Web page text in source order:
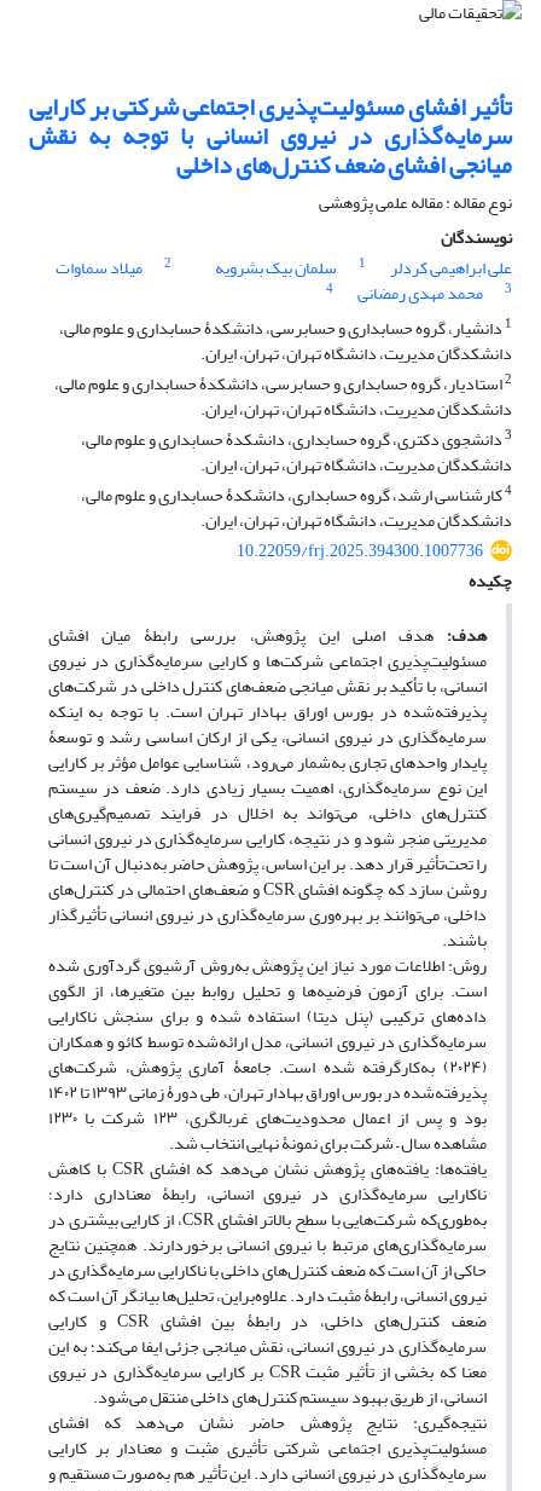
تأثیر افشای مسئولیت‌‌پذیری اجتماعی شرکتی بر کارایی
سرمایه‌‌گذاری در نیروی انسانی با توجه به نقش
میانجی افشای ضعف کنترل‌‌های داخلی
نوع مقاله : مقاله علمی پژوهشی
نویسندگان
علی ابراهیمی کردلر
1 سلمان بیک بشرویه 2 میلاد سماوات
3 محمد مهدی رمضانی
4
1 دانشیار، گروه حسابداری و حسابرسی، دانشکدۀ حسابداری و علوم مالی،
دانشکدگان مدیریت، دانشگاه تهران، تهران، ایران.
2استادیار، گروه حسابداری و حسابرسی، دانشکدۀ حسابداری و علوم مالی،
دانشکدگان مدیریت، دانشگاه تهران، تهران، ایران.
3دانشجوی دکتری، گروه حسابداری، دانشکدۀ حسابداری و علوم مالی،
دانشکدگان مدیریت، دانشگاه تهران، تهران، ایران.
4کارشناسی ارشد، گروه حسابداری، دانشکدۀ حسابداری و علوم مالی،
دانشکدگان مدیریت، دانشگاه تهران، تهران، ایران.
10.22059/frj.2025.394300.1007736
چکیده
هدف: هدف اصلی این پژوهش، بررسی رابطۀ میان افشای
مسئولیت‌پذیری اجتماعی شرکت‌ها و کارایی سرمایه‌گذاری در نیروی
انسانی، با تأکید بر نقش میانجی ضعف‌های کنترل داخلی در شرکت‌های
پذیرفته‌شده در بورس اوراق بهادار تهران است. با توجه به اینکه
سرمایه‌گذاری در نیروی انسانی، یکی از ارکان اساسی رشد و توسعۀ
پایدار واحدهای تجاری به‌شمار می‌رود، شناسایی عوامل مؤثر بر کارایی
این نوع سرمایه‌گذاری، اهمیت بسیار زیادی دارد. ضعف در سیستم
کنترل‌های داخلی، می‌تواند به اخلال در فرایند تصمیم‌گیری‌های
مدیریتی منجر شود و در نتیجه، کارایی سرمایه‌گذاری در نیروی انسانی
را تحت‌تأثیر قرار دهد. بر این اساس، پژوهش حاضر به‌دنبال آن است تا
روشن سازد که چگونه افشای CSR و ضعف‌های احتمالی در کنترل‌های
داخلی، می‌توانند بر بهره‌وری سرمایه‌گذاری در نیروی انسانی تأثیرگذار
باشند.
روش: اطلاعات مورد نیاز این پژوهش به‌روش آرشیوی گردآوری شده
است. برای آزمون فرضیه‌ها و تحلیل روابط بین متغیرها، از الگوی
داده‌های ترکیبی (پنل دیتا) استفاده شده و برای سنجش ناکارایی
سرمایه‌گذاری در نیروی انسانی، مدل ارائه‌شده توسط کائو و همکاران
(۲۰۲۴) به‌کارگرفته شده است. جامعۀ آماری پژوهش، شرکت‌های
پذیرفته‌شده در بورس اوراق بهادار تهران، طی دورۀ زمانی ۱۳۹۳ تا ۱۴۰۲
بود و پس از اعمال محدودیت‌های غربالگری، ۱۲۳ شرکت با ۱۲۳۰
مشاهده سال – شرکت برای نمونۀ نهایی انتخاب شد.
یافته‌ها: یافته‌های پژوهش نشان می‌دهد که افشای CSR با کاهش
ناکارایی سرمایه‌گذاری در نیروی انسانی، رابطۀ معناداری دارد؛
به‌طوری‌که شرکت‌هایی با سطح بالاتر افشای CSR، از کارایی بیشتری در
سرمایه‌گذاری‌های مرتبط با نیروی انسانی برخوردارند. همچنین نتایج
حاکی از آن است که ضعف کنترل‌های داخلی با ناکارایی سرمایه‌گذاری در
نیروی انسانی، رابطۀ مثبت دارد. علاوه‌براین، تحلیل‌ها بیانگر آن است که
ضعف کنترل‌های داخلی، در رابطۀ بین افشای CSR و کارایی
سرمایه‌گذاری در نیروی انسانی، نقش میانجی جزئی ایفا می‌کند؛ به این
معنا که بخشی از تأثیر مثبت CSR بر کارایی سرمایه‌گذاری در نیروی
انسانی، از طریق بهبود سیستم کنترل‌های داخلی منتقل می‌شود.
نتیجه‌گیری: نتایج پژوهش حاضر نشان می‌دهد که افشای
مسئولیت‌پذیری اجتماعی شرکتی تأثیری مثبت و معنادار بر کارایی
سرمایه‌گذاری در نیروی انسانی دارد. این تأثیر هم به‌صورت مستقیم و